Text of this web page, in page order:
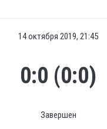
14 октября 2019, 21:45
0:0 (0:0)
Завершен